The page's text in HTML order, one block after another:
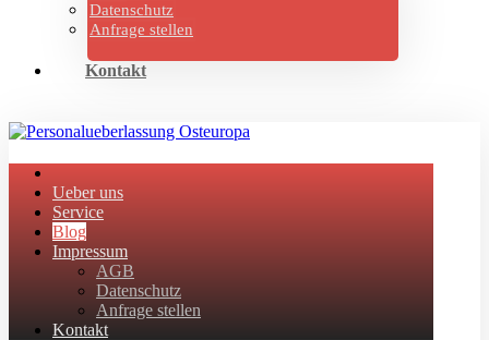
Datenschutz
Anfrage stellen
Kontakt
Ueber uns
Service
Blog
Impressum
AGB
Datenschutz
Anfrage stellen
Kontakt